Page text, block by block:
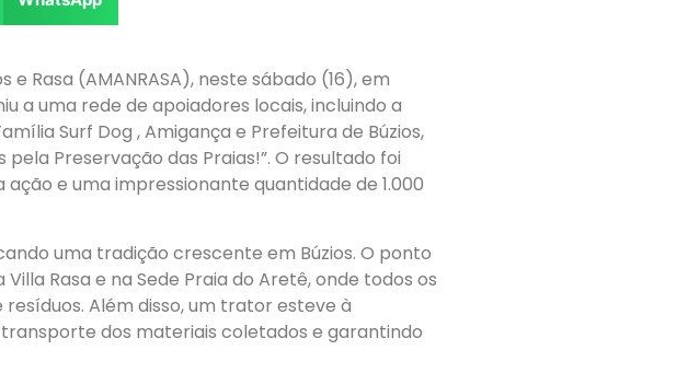
Rasa (AMANRASA), neste sábado (16), em
a uma rede de apoiadores locais, incluindo a
Surf Dog , Amigança e Prefeitura de Búzios,
Preservação das Praias!”. O resultado foi
e uma impressionante quantidade de 1.000
uma tradição crescente em Búzios. O ponto
Rasa e na Sede Praia do Aretê, onde todos os
Além disso, um trator esteve à
dos materiais coletados e garantindo